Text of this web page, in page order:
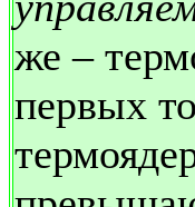
же –
первых